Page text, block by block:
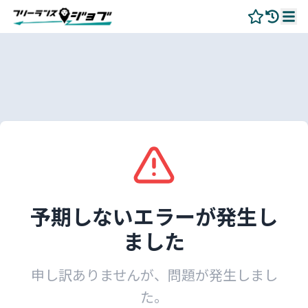
予期しないエラーが発生し
ました
申し訳ありませんが、問題が発生しまし
た。